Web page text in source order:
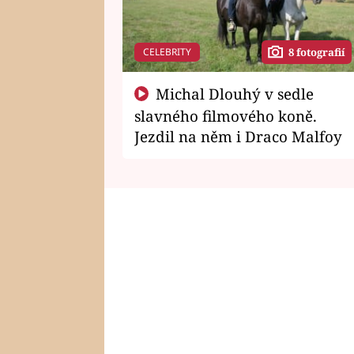
CELEBRITY 8 fotografií
slavného filmového koně.
Jezdil na něm i Draco Malfoy